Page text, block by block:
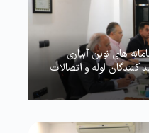
های نوین آبیاری
لوله و اتصالات